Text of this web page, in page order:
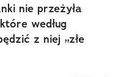
nie przeżyła
według
z niej „złe